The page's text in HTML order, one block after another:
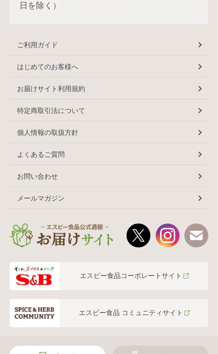
日を除く）
ご利用ガイド
はじめてのお客様へ
お届けサイト利用規約
特定商取引法について
個人情報の取扱方針
よくあるご質問
お問い合わせ
メールマガジン
エスビー食品コーポレートサイト
エスビー食品 コミュニティサイト